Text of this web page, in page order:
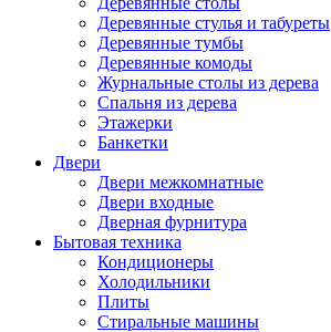
Деревянные стулья и табуреты
Деревянные тумбы
Деревянные комоды
Журнальные столы из дерева
Спальня из дерева
Этажерки
Банкетки
Двери
Двери межкомнатные
Двери входные
Дверная фурнитура
Бытовая техника
Кондиционеры
Холодильники
Плиты
Стиральные машины